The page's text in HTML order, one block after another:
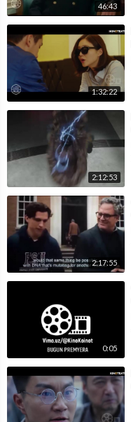
46:43
1:32:22
2:12:53
2:17:55
0:05